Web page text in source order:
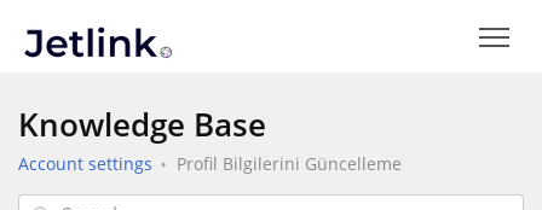
Knowledge Base
Account settings Profil Bilgilerini Güncelleme